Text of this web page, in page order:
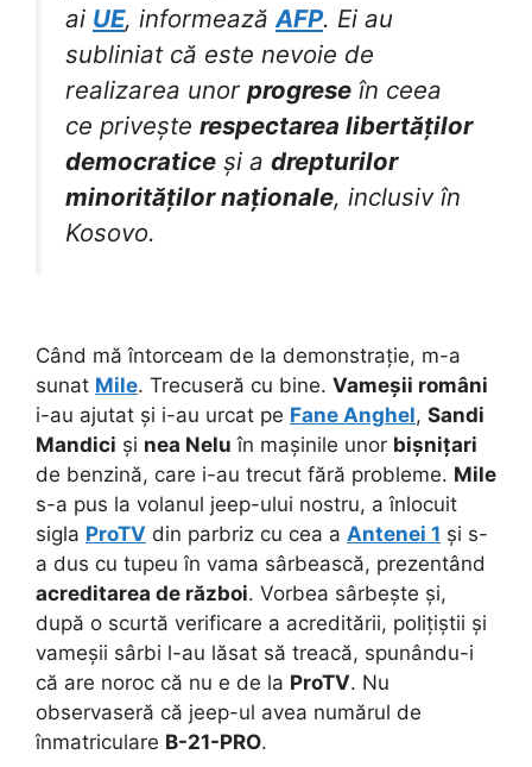
ai UE, informeazăAFP. Ei au
subliniat că este nevoie de
realizarea unor progrese în ceea
ce privește respectarea libertăților
democratice și a drepturilor
minorităților naționale, inclusiv în
Kosovo.
Când mă întorceam de la demonstrație, m-a
sunat Mile. Trecuseră cu bine. Vameșii români
i-au ajutat și i-au urcat pe Fane Anghel, Sandi
Mandici și nea Nelu în mașinile unor bișnițari
de benzină, care i-au trecut fără probleme. Mile
s-a pus la volanul jeep-ului nostru, a înlocuit
sigla ProTV din parbriz cu cea a Antenei 1 și s-
a dus cu tupeu în vama sârbească, prezentând
acreditarea de război. Vorbea sârbește și,
după o scurtă verificare a acreditării, polițiștii și
vameșii sârbi l-au lăsat să treacă, spunându-i
că are noroc că nu e de la ProTV. Nu
observaseră că jeep-ul avea numărul de
înmatriculare B-21-PRO.